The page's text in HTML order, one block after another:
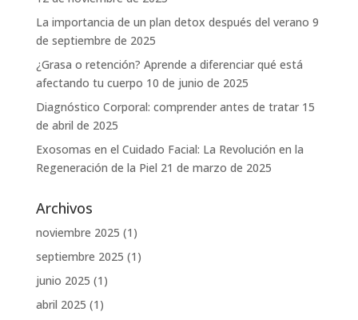
La importancia de un plan detox después del verano 9
de septiembre de 2025
¿Grasa o retención? Aprende a diferenciar qué está
afectando tu cuerpo 10 de junio de 2025
Diagnóstico Corporal: comprender antes de tratar 15
de abril de 2025
Exosomas en el Cuidado Facial: La Revolución en la
Regeneración de la Piel 21 de marzo de 2025
Archivos
noviembre 2025 (1)
septiembre 2025 (1)
junio 2025 (1)
abril 2025 (1)